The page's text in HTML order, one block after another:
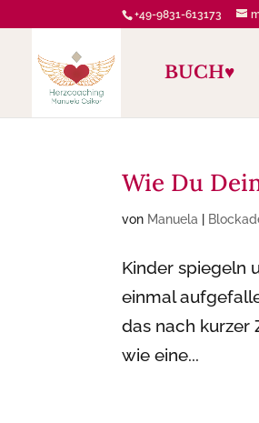
+49-9831-613173
BUCH♥️
Wie Du
von Manuela
Kinder spiegeln
einmal
das nach kurzer
wie eine...